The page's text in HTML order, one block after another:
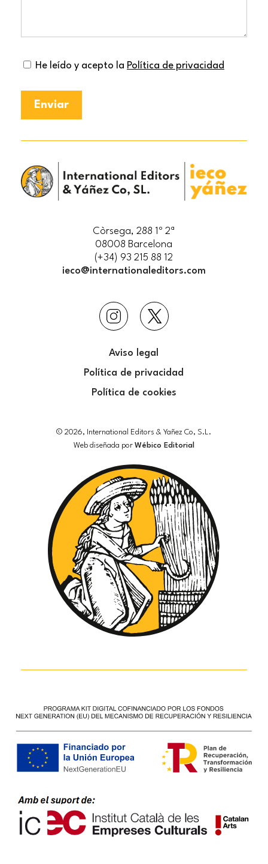
He leído y acepto la Política de privacidad
Còrsega, 288 1º 2ª
08008 Barcelona
(+34) 93 215 88 12
ieco@internationaleditors.com
Aviso legal
Política de privacidad
Política de cookies
© 2026, International Editors & Yañez Co, S.L.
Web diseñada por Wébico Editorial